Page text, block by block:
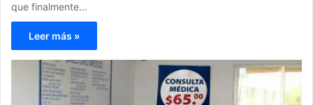
que finalmente…
Leer más »